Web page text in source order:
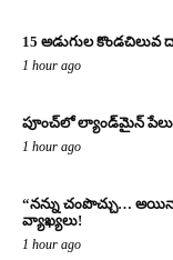
15 అడుగుల
1 hour ago
పూంచ్‌లో ల్యాండ్‌మైన్
1 hour ago
“నన్ను చంపొచ్చు…
వ్యాఖ్యలు!
1 hour ago